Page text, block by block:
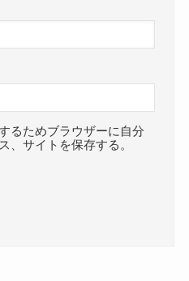
るためブラウザーに自分
、サイトを保存する。